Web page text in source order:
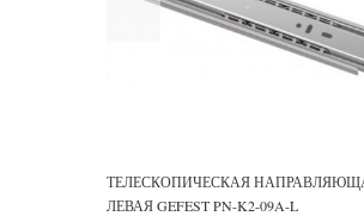
ТЕЛЕСКОПИЧЕСКАЯ
ЛЕВАЯ GEFEST PN-K2-09A-L